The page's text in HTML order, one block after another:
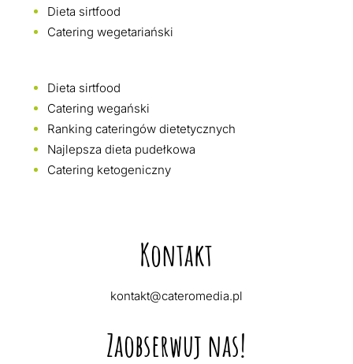
Dieta sirtfood
Catering wegetariański
Dieta sirtfood
Catering wegański
Ranking cateringów dietetycznych
Najlepsza dieta pudełkowa
Catering ketogeniczny
Kontakt
kontakt@cateromedia.pl
Zaobserwuj nas!